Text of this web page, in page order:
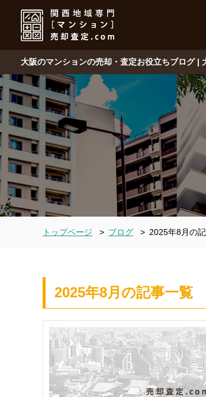
大阪のマンションの売却・査定お役立ちブログ |
トップページ > ブログ > 2025年8月の
2025年8月の記事一覧